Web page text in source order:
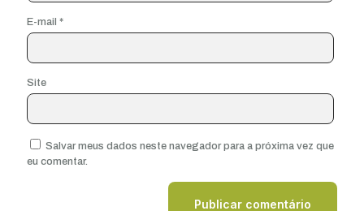
E-mail *
Site
Salvar meus dados neste navegador para a próxima vez que
eu comentar.